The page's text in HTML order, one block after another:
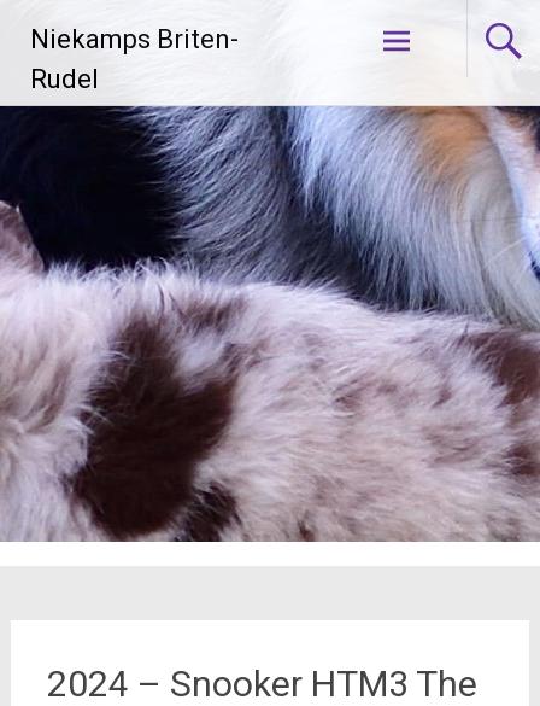
Inhalt
springen
Niekamps Briten-
Rudel
2024 – Snooker HTM3 The